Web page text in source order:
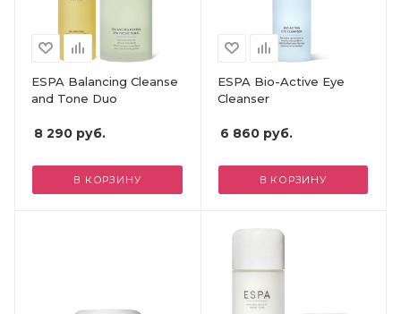
ESPA Balancing Cleanse
and Tone Duo
8 290 руб.
В КОРЗИНУ
ESPA Bio-Active Eye
Cleanser
6 860руб.
В КОРЗИНУ